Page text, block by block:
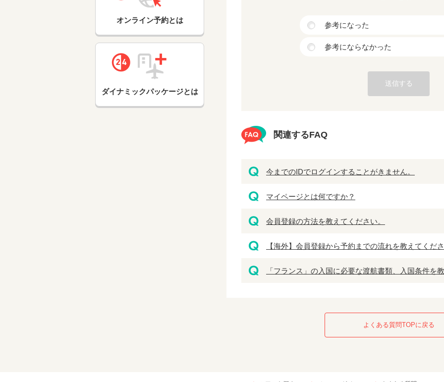
オンライン予約とは
ダイナミックパッケージとは
参考になった
参考にならなかった
関連するFAQ
今までのIDでログインすることがきません。
マイページとは何ですか？
会員登録の方法を教えてください。
【海外】会員登録から予約までの流れを教えてくだ
「フランス」の入国に必要な渡航書類、入国条件を
よくある質問TOPに戻る